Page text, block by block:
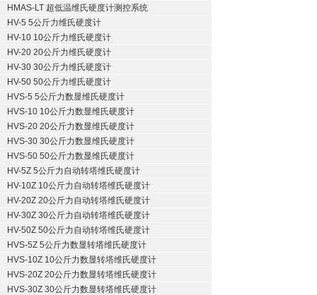
HMAS-LT 超低温维氏硬度计测控系统
HV-5 5公斤力维氏硬度计
HV-10 10公斤力维氏硬度计
HV-20 20公斤力维氏硬度计
HV-30 30公斤力维氏硬度计
HV-50 50公斤力维氏硬度计
HVS-5 5公斤力数显维氏硬度计
HVS-10 10公斤力数显维氏硬度计
HVS-20 20公斤力数显维氏硬度计
HVS-30 30公斤力数显维氏硬度计
HVS-50 50公斤力数显维氏硬度计
HV-5Z 5公斤力自动转塔维氏硬度计
HV-10Z 10公斤力自动转塔维氏硬度计
HV-20Z 20公斤力自动转塔维氏硬度计
HV-30Z 30公斤力自动转塔维氏硬度计
HV-50Z 50公斤力自动转塔维氏硬度计
HVS-5Z 5公斤力数显转塔维氏硬度计
HVS-10Z 10公斤力数显转塔维氏硬度计
HVS-20Z 20公斤力数显转塔维氏硬度计
HVS-30Z 30公斤力数显转塔维氏硬度计